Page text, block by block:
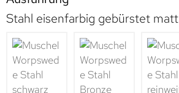
Stahl eisenfarbig gebürstet matt